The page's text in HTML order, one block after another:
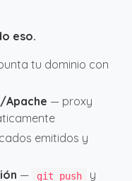
eso.
tu dominio con
Apache — proxy
emitidos y
— git push
y